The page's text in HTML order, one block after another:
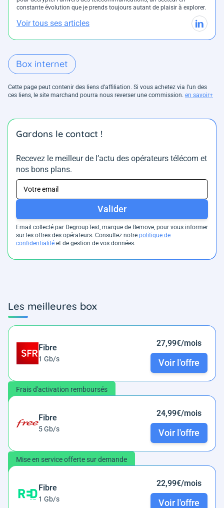
constante évolution que je prends toujours autant de plaisir à explorer.
Voir tous ses articles
Box internet
Cette page peut contenir des liens d’affiliation. Si vous achetez via l'un des
ces liens, le site marchand pourra nous reverser une commission. en savoir+
Gardons le contact !
Recevez le meilleur de l’actu des opérateurs télécom et
nos bons plans.
Valider
Email collecté par DegroupTest, marque de Bemove, pour vous informer
sur les offres des opérateurs. Consultez notre politique de
confidentialité et de gestion de vos données.
Les meilleures box
Fibre
1 Gb/s
27,99€/mois
Voir l'offre
Frais d'activation remboursés
Fibre
5 Gb/s
24,99€/mois
Voir l'offre
Mise en service offerte sur demande
Fibre
1 Gb/s
22,99€/mois
Voir l'offre